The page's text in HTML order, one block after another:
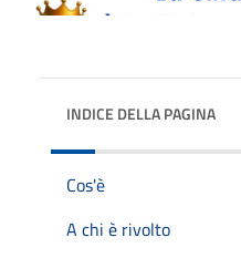
INDICE DELLA PAGINA
Cos'è
A chi è rivolto